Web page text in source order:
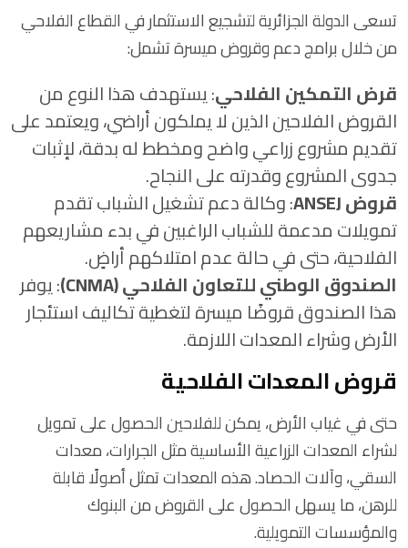
تسعى الدولة الجزائرية لتشجيع الاستثمار في القطاع الفلاحي
من خلال برامج دعم وقروض ميسرة تشمل:
قرض التمكين الفلاحي: يستهدف هذا النوع من
القروض الفلاحين الذين لا يملكون أراضي، ويعتمد على
تقديم مشروع زراعي واضح ومخطط له بدقة، لإثبات
جدوى المشروع وقدرته على النجاح.
قروض ANSEJ
: وكالة دعم تشغيل الشباب تقدم
تمويلات مدعمة للشباب الراغبين في بدء مشاريعهم
الفلاحية، حتى في حالة عدم امتلاكهم أراضٍ.
الصندوق الوطني للتعاون الفلاحي (CNMA)
: يوفر
هذا الصندوق قروضًا ميسرة لتغطية تكاليف استئجار
الأرض وشراء المعدات اللازمة.
قروض المعدات الفلاحية
حتى في غياب الأرض، يمكن للفلاحين الحصول على تمويل
لشراء المعدات الزراعية الأساسية مثل الجرارات، معدات
السقي، وآلات الحصاد. هذه المعدات تمثل أصولًا قابلة
للرهن، ما يسهل الحصول على القروض من البنوك
والمؤسسات التمويلية.